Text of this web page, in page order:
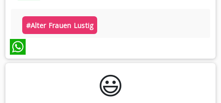
#alter Frauen Lustig
WhatsApp
😃️